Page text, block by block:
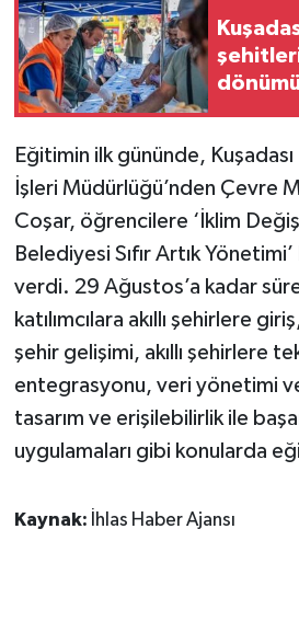
şehitleri
Eğitimin ilk gününde,
İşleri Müdürlüğü’nden Çevre
Coşar, öğrencilere ‘İklim
Belediyesi Sıfır Artık
verdi. 29 Ağustos’a kadar
katılımcılara akıllı şehirlere
şehir gelişimi, akıllı şehirlere
entegrasyonu, veri yönetimi
tasarım ve erişilebilirlik ile
uygulamaları gibi konularda
Kaynak: İhlas Haber Ajansı